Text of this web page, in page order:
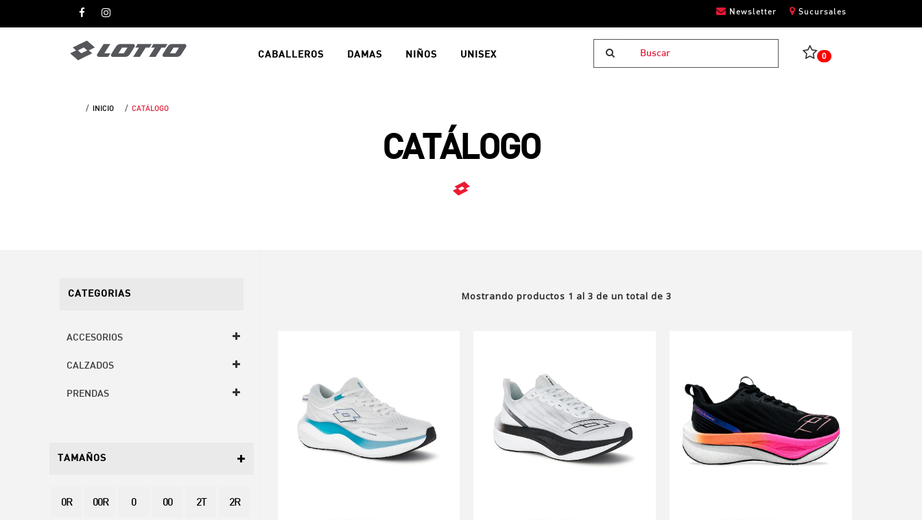
Newsletter Sucursales
0
CABALLEROS DAMAS NIÑOS UNISEX
INICIO CATÁLOGO
CATÁLOGO
Mostrando productos 1 al 3 de un total de 3
CATEGORIAS
ACCESORIOS
CALZADOS
PRENDAS
TAMAÑOS
0R 00R 0 00 2T 2R